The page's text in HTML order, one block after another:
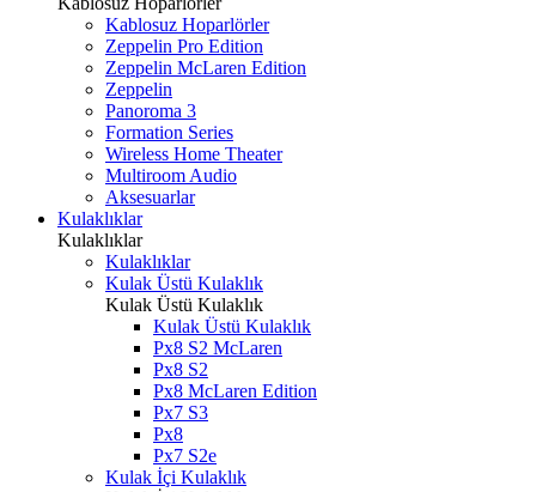
Kablosuz Hoparlörler
Zeppelin Pro Edition
Zeppelin McLaren Edition
Zeppelin
Panoroma 3
Formation Series
Wireless Home Theater
Multiroom Audio
Aksesuarlar
Kulaklıklar
Kulaklıklar
Kulaklıklar
Kulak Üstü Kulaklık
Kulak Üstü Kulaklık
Kulak Üstü Kulaklık
Px8 S2 McLaren
Px8 S2
Px8 McLaren Edition
Px7 S3
Px8
Px7 S2e
Kulak İçi Kulaklık